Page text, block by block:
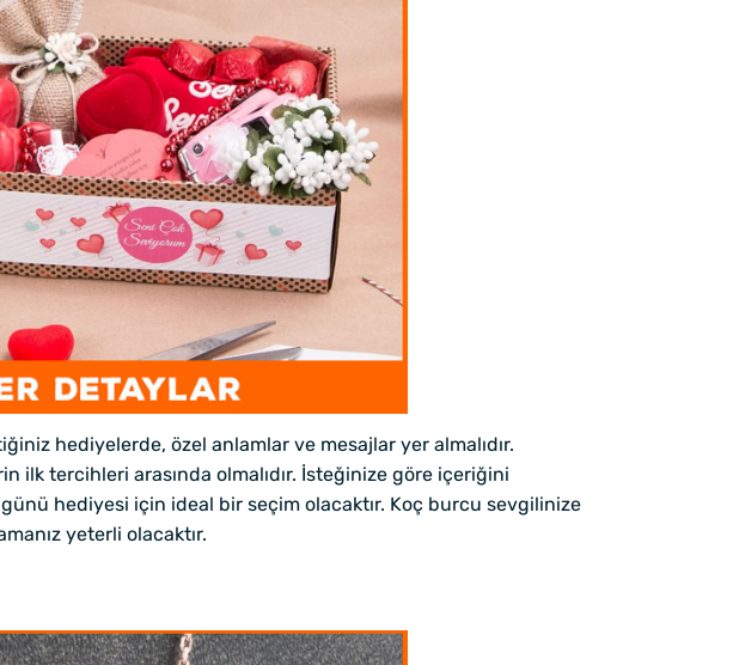
hediyelerde, özel anlamlar ve mesajlar yer almalıdır.
ilk tercihleri arasında olmalıdır. İsteğinize göre içeriğini
hediyesi için ideal bir seçim olacaktır. Koç burcu sevgilinize
yeterli olacaktır.